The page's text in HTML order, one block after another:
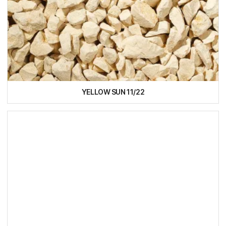
YELLOW SUN 11/22